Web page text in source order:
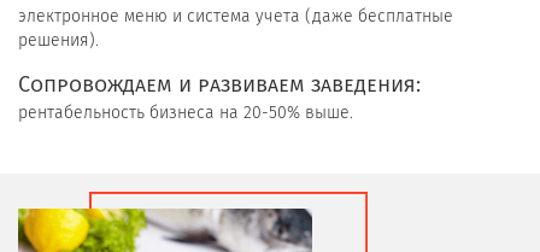
электронное меню и система учета (даже бесплатные
решения).
Сопровождаем и развиваем заведения:
рентабельность бизнеса на 20-50% выше.